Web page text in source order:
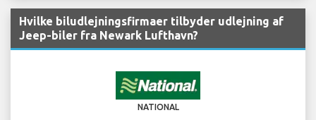
Hvilke biludlejningsfirmaer tilbyder udlejning af
Jeep-biler fra Newark Lufthavn?
NATIONAL